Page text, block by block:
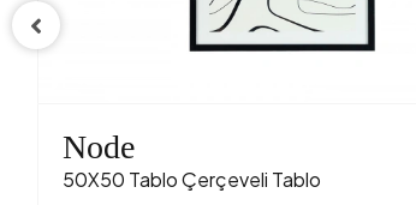
Node
50X50 Tablo Çerçeveli Tablo